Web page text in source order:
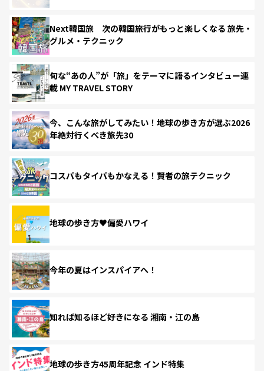
Next韓国旅 次の韓国旅行がもっと楽しくなる 旅先・
グルメ・テクニック
旬な“あの人”が「旅」をテーマに語るインタビュー連
載 MY TRAVEL STORY
今、こんな旅がしてみたい！地球の歩き方が選ぶ2026
年絶対行くべき旅先30
コスパもタイパもかなえる！賢者の旅テクニック
地球の歩き方♥偏愛ハワイ
今年の夏はインスパイアへ！
知れば知るほど好きになる 湘南・江の島
地球の歩き方45周年記念 インド特集